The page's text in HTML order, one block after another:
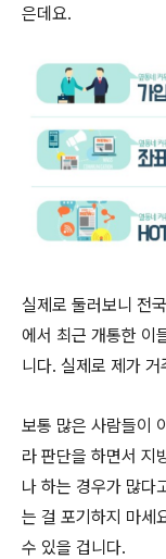
은데요.
실제로 둘러보니 전
에서 최근 개통한 이
니다. 실제로 제가
보통 많은 사람들이
라 판단을 하면서 지
나 하는 경우가 많다
는 걸 포기하지 마세
수 있을 겁니다.